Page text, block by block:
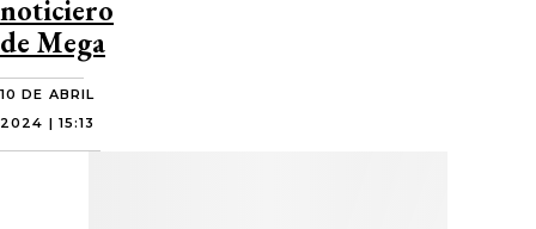
noticiero
de Mega
10 DE ABRIL
2024 | 15:13